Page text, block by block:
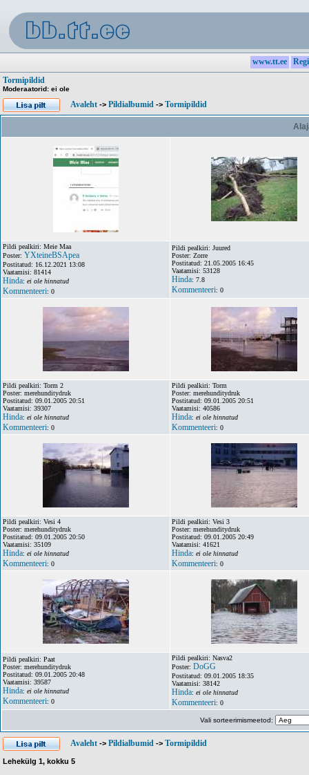
www.tt.ee
Tormipildid
Moderaatorid: ei ole
Avaleht -> Pildialbumid -> Tormipildid
Pildi pealkiri: Meie Maa
Poster: YXteineBSApea
Postitatud: 16.12.2021 13:08
Vaatamisi: 81414
Hinda: ei ole hinnatud
Kommenteeri: 0
Pildi pealkiri: Juured
Poster: Zorre
Postitatud: 21.05.2005 16:45
Vaatamisi: 53128
Hinda: 7.8
Kommenteeri: 0
Pildi pealkiri: Torm 2
Poster: merehunditydruk
Postitatud: 09.01.2005 20:51
Vaatamisi: 39307
Hinda: ei ole hinnatud
Kommenteeri: 0
Pildi pealkiri: Torm
Poster: merehunditydruk
Postitatud: 09.01.2005 20:51
Vaatamisi: 40586
Hinda: ei ole hinnatud
Kommenteeri: 0
Pildi pealkiri: Vesi 4
Poster: merehunditydruk
Postitatud: 09.01.2005 20:50
Vaatamisi: 35109
Hinda: ei ole hinnatud
Kommenteeri: 0
Pildi pealkiri: Vesi 3
Poster: merehunditydruk
Postitatud: 09.01.2005 20:49
Vaatamisi: 41621
Hinda: ei ole hinnatud
Kommenteeri: 0
Pildi pealkiri: Paat
Poster: merehunditydruk
Postitatud: 09.01.2005 20:48
Vaatamisi: 39587
Hinda: ei ole hinnatud
Kommenteeri: 0
Pildi pealkiri: Nasva2
Poster: DoGG
Postitatud: 09.01.2005 18:35
Vaatamisi: 38142
Hinda: ei ole hinnatud
Kommenteeri: 0
Vali sorteerimismeetod:
Avaleht -> Pildialbumid -> Tormipildid
Lehekülg 1, kokku 5